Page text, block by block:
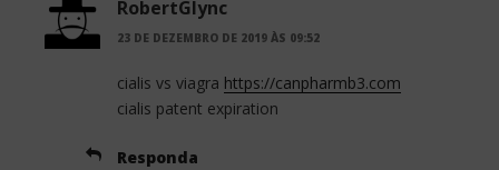
RobertGlync
23 DE DEZEMBRO DE 2019 ÀS 09:52
cialis vs viagra https://canpharmb3.com
cialis patent expiration
Responda